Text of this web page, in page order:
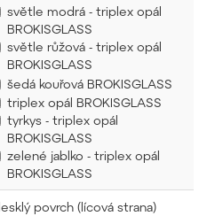
světle modrá - triplex opál
BROKISGLASS
světle růžová - triplex opál
BROKISGLASS
šedá kouřová BROKISGLASS
triplex opál BROKISGLASS
tyrkys - triplex opál
BROKISGLASS
zelené jablko - triplex opál
BROKISGLASS
lesklý povrch (lícová strana)